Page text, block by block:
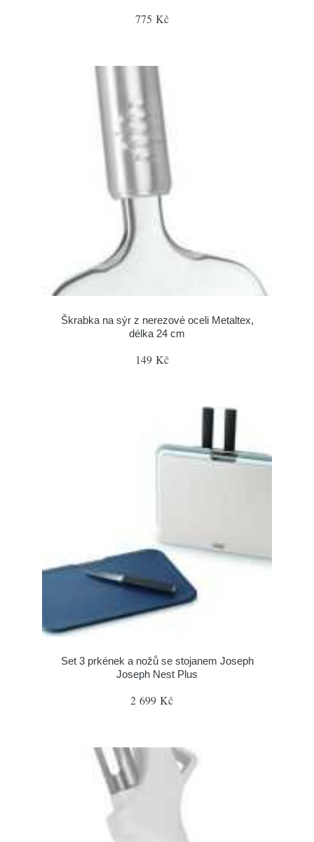
775 Kč
Škrabka na sýr z nerezové oceli Metaltex,
délka 24 cm
149 Kč
Set 3 prkének a nožů se stojanem Joseph
Joseph Nest Plus
2 699 Kč